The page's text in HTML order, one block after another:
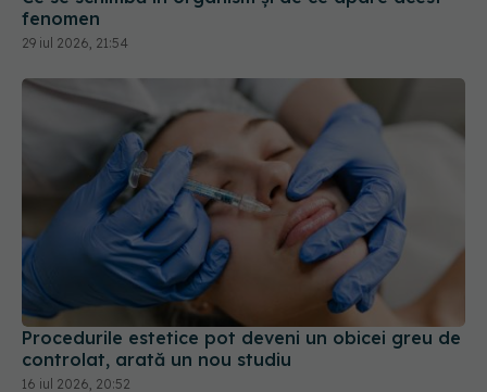
29 iul 2026, 21:54
Procedurile estetice pot deveni un obicei greu de
controlat, arată un nou studiu
16 iul 2026, 20:52